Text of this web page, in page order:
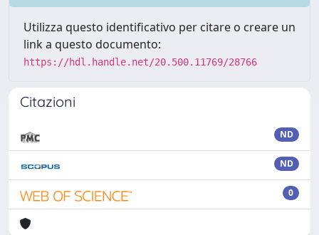
Utilizza questo identificativo per citare o creare un
link a questo documento:
https://hdl.handle.net/20.500.11769/28766
Citazioni
ND
ND
0